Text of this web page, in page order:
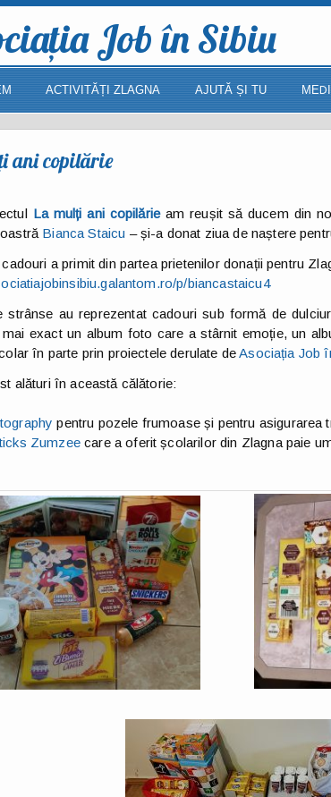
Job în Sibiu
ACTIVITĂȚI ZLAGNA AJUTĂ ȘI TU
ani copilărie
La mulți ani copilărie am reușit să ducem din
Bianca Staicu – și-a donat ziua de naștere
a primit din partea prietenilor donații pentru
p/biancastaicu4
strânse au reprezentat cadouri sub formă de
exact un album foto care a stârnit emoție, un
în parte prin proiectele derulate deAsociația Job
alături în această călătorie:
pentru pozele frumoase și pentru asigurarea
Zumzeecare a oferit școlarilor din Zlagna paie